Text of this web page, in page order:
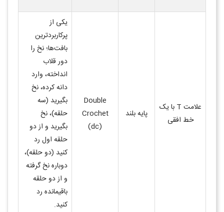
علامت
با یک
خط افقی
پایه بلند
Double
Crochet
(dc)
یکی از
پرکاربردترین
بافت‌ها؛ نخ را
دور قلاب
انداخته، وارد
دانه کرده، نخ
بگیرید (سه
حلقه)، نخ
بگیرید و از دو
حلقه اول رد
کنید (دو حلقه)،
دوباره نخ گرفته
و از دو حلقه
باقیمانده رد
کنید.